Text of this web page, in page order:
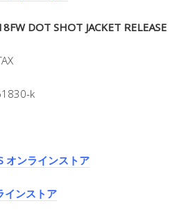
DOT SHOT JACKET RELEASE
k
オンラインストア
インストア